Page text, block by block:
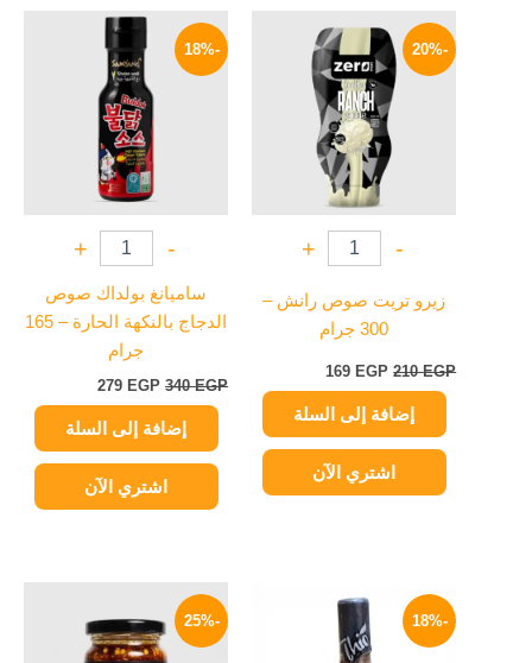
-20%
-
+
زيرو تريت صوص رانش –
300 جرام
210EGP
الأصلي
هو:
210 EGP.
169 EGP
الحالي
هو:
169 EGP.
إضافة إلى السلة
اشتري الآن
-18%
-
+
ساميانغ بولداك صوص
الدجاج بالنكهة الحارة – 165
جرام
340EGP
السعر
هو:
340 EGP.
279 EGP
إضافة إلى السلة
اشتري الآن
-18%
الأصلي
الحالي
هو:
45 EGP.
-25%
هو:
125 EGP.
هو:
94 EGP.